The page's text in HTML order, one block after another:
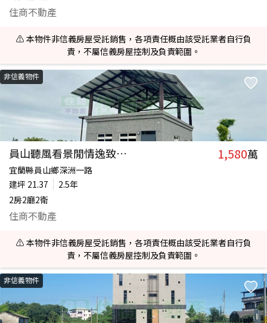
住商不動產
⚠️ 本物件非信義房屋受託銷售，各項責任概由該受託業者自行負
責，不屬信義房屋控制及負責範圍。
非信義物件
員山聽風看景閒情逸致度假屋 1,580萬
宜蘭縣員山鄉深洲一路
建坪 21.37
2.5年
2房2廳2衛
住商不動產
⚠️ 本物件非信義房屋受託銷售，各項責任概由該受託業者自行負
責，不屬信義房屋控制及負責範圍。
非信義物件